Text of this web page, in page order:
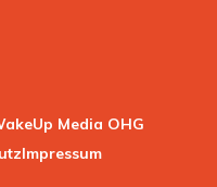
Media OHG
Impressum